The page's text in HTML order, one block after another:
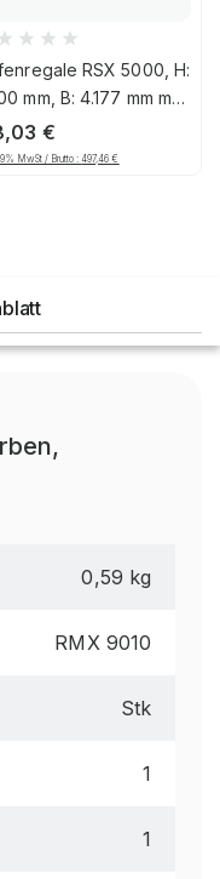
RSX 5000, H:
mm, B: 4.177 mm mm,
mm (16 - 18"),
3, Feldbreite:
€
MwSt / Brutto :497,46€
0,59 kg
RMX 9010
Stk
1
1